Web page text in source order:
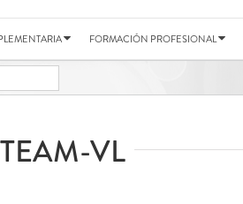
FORMACIÓN PROFESIONAL
VL